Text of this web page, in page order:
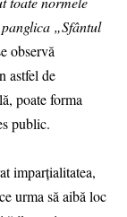
„Sfântul
observă
astfel de
poate forma
public.
imparțialitatea,
urma să aibă loc